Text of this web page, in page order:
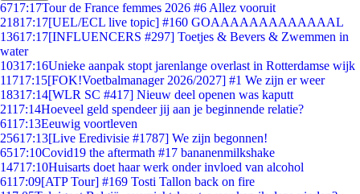
6717:17Tour de France femmes 2026 #6 Allez vooruit
21817:17[UEL/ECL live topic] #160 GOAAAAAAAAAAAAAL
13617:17[INFLUENCERS #297] Toetjes & Bevers & Zwemmen in
water
10317:16Unieke aanpak stopt jarenlange overlast in Rotterdamse wijk
11717:15[FOK!Voetbalmanager 2026/2027] #1 We zijn er weer
18317:14[WLR SC #417] Nieuw deel openen was kaputt
2117:14Hoeveel geld spendeer jij aan je beginnende relatie?
6117:13Eeuwig voortleven
25617:13[Live Eredivisie #1787] We zijn begonnen!
6517:10Covid19 the aftermath #17 bananenmilkshake
14717:10Huisarts doet haar werk onder invloed van alcohol
6117:09[ATP Tour] #169 Tosti Tallon back on fire